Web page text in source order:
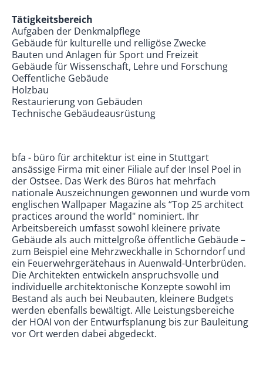
Tätigkeitsbereich
Aufgaben der Denkmalpflege
Gebäude für kulturelle und relligöse Zwecke
Bauten und Anlagen für Sport und Freizeit
Gebäude für Wissenschaft, Lehre und Forschung
Oeffentliche Gebäude
Holzbau
Restaurierung von Gebäuden
Technische Gebäudeausrüstung
bfa - büro für architektur ist eine in Stuttgart
ansässige Firma mit einer Filiale auf der Insel Poel in
der Ostsee. Das Werk des Büros hat mehrfach
nationale Auszeichnungen gewonnen und wurde vom
englischen Wallpaper Magazine als “Top 25 architect
practices around the world" nominiert. Ihr
Arbeitsbereich umfasst sowohl kleinere private
Gebäude als auch mittelgroße öffentliche Gebäude –
zum Beispiel eine Mehrzweckhalle in Schorndorf und
ein Feuerwehrgerätehaus in Auenwald-Unterbrüden.
Die Architekten entwickeln anspruchsvolle und
individuelle architektonische Konzepte sowohl im
Bestand als auch bei Neubauten, kleinere Budgets
werden ebenfalls bewältigt. Alle Leistungsbereiche
der HOAI von der Entwurfsplanung bis zur Bauleitung
vor Ort werden dabei abgedeckt.